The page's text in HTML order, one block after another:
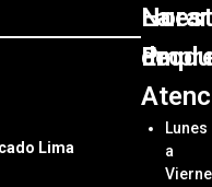
Lima
La
Allin
SAC
de
Lunes
a